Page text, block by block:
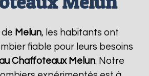
de Melun, les habitants ont
fiable pour leurs besoins
Chaffoteaux Melun. Notre